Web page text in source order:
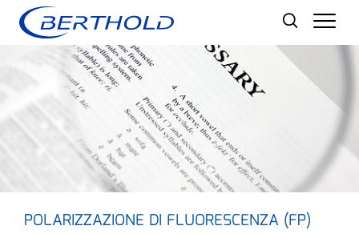
POLARIZZAZIONE DI FLUORESCENZA (FP)